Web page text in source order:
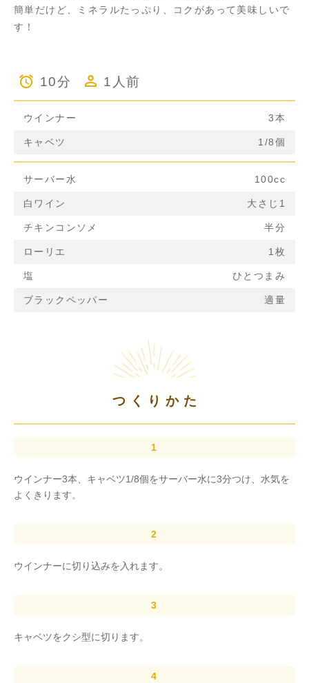
簡単だけど、ミネラルたっぷり、コクがあって美味しいで
す！
10分 1人前
ウインナー 3本
キャベツ 1/8個
サーバー水 100cc
白ワイン 大さじ1
チキンコンソメ 半分
ローリエ 1枚
塩 ひとつまみ
ブラックペッパー 適量
つくりかた
ウインナー3本、キャベツ1/8個をサーバー水に3分つけ、水気を
よくきります。
ウインナーに切り込みを入れます。
キャベツをクシ型に切ります。